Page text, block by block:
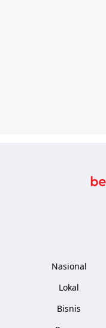
Nasional
Lokal
Bisnis